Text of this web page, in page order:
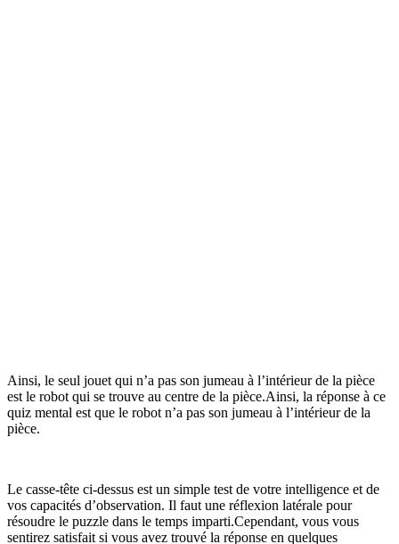
Ainsi, le seul jouet qui n’a pas son jumeau à l’intérieur de la pièce
est le robot qui se trouve au centre de la pièce.Ainsi, la réponse à ce
quiz mental est que le robot n’a pas son jumeau à l’intérieur de la
pièce.
Le casse-tête ci-dessus est un simple test de votre intelligence et de
vos capacités d’observation. Il faut une réflexion latérale pour
résoudre le puzzle dans le temps imparti.Cependant, vous vous
sentirez satisfait si vous avez trouvé la réponse en quelques